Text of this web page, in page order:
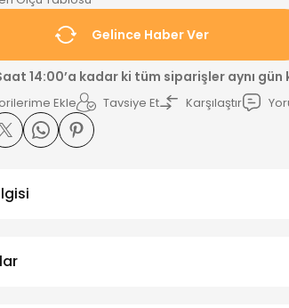
Gelince Haber Ver
14:00’a kadar ki tüm siparişler aynı
Tavsiye Et Karşılaştır